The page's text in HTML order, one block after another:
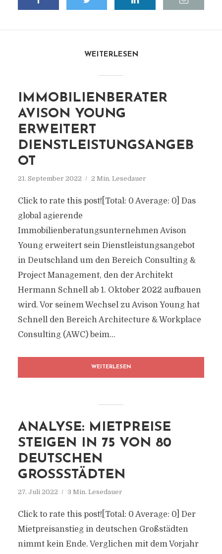
WEITERLESEN
IMMOBILIENBERATER
AVISON YOUNG
ERWEITERT
DIENSTLEISTUNGSANGEB
OT
21. September 2022 2 Min. Lesedauer
Click to rate this post![Total: 0 Average: 0] Das
global agierende
Immobilienberatungsunternehmen Avison
Young erweitert sein Dienstleistungsangebot
in Deutschland um den Bereich Consulting &
Project Management, den der Architekt
Hermann Schnell ab 1. Oktober 2022 aufbauen
wird. Vor seinem Wechsel zu Avison Young hat
Schnell den Bereich Architecture & Workplace
Consulting (AWC) beim...
WEITERLESEN
ANALYSE: MIETPREISE
STEIGEN IN 75 VON 80
DEUTSCHEN
GROSSSTÄDTEN
27. Juli 2022 3 Min. Lesedauer
Click to rate this post![Total: 0 Average: 0] Der
Mietpreisanstieg in deutschen Großstädten
nimmt kein Ende. Verglichen mit dem Vorjahr